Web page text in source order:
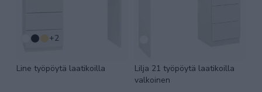
+2
Line työpöytä laatikoilla
Lilja 21 työpöytä laatikoilla
valkoinen